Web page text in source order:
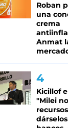
Roban
una
crema
Anmat
Kicillof
"Milei